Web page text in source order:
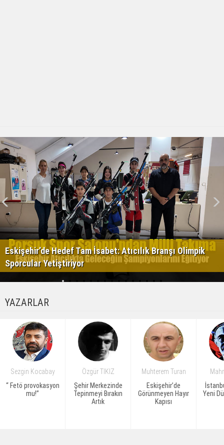
Eskişehir’de Hedef Tam İsabet: Atıcılık Branşı Olimpik
Sporcular Yetiştiriyor
YAZARLAR
Sezgin Kocabay
“ Fetö provokasyon
mu!”
Özgür TIKIZ
Şehir Merkezinde
Tepinmeyi Bırakın
Artık
Muhterem Turan
Eskişehir’de
Görünmeyen Hayır
Kapısı
Yeni